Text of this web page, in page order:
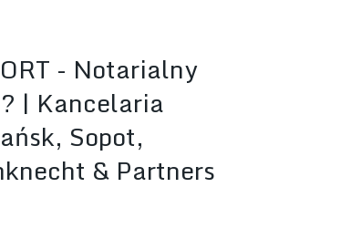
- Notarialny
| Kancelaria
Sopot,
& Partners